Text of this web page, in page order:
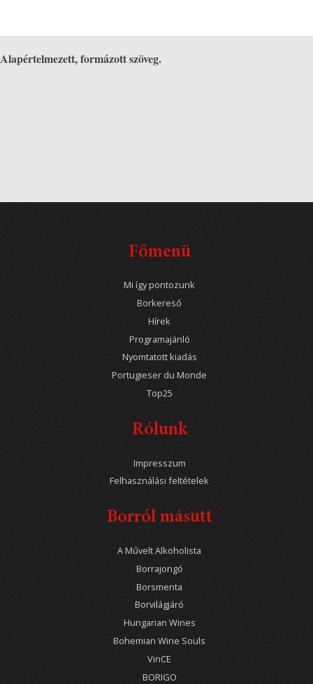
Alapértelmezett, formázott szöveg.
Főmenü
Mi így pontozunk
Borkereső
Hírek
Programajánló
Nyomtatott kiadás
Portugieser du Monde
Top25
Rólunk
Impresszum
Felhasználási feltételek
Borról másutt
A Művelt Alkoholista
Borrajongó
Borsmenta
Borvilágjáró
Hungarian Wines
Bohemian Wine Souls
VinCE
BORIGO